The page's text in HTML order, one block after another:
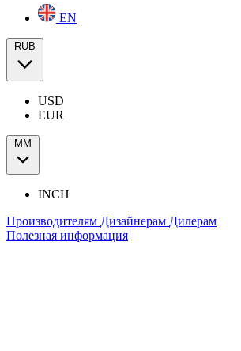
EN
RUB
USD
EUR
ММ
INCH
Производителям Дизайнерам Дилерам
Полезная информация